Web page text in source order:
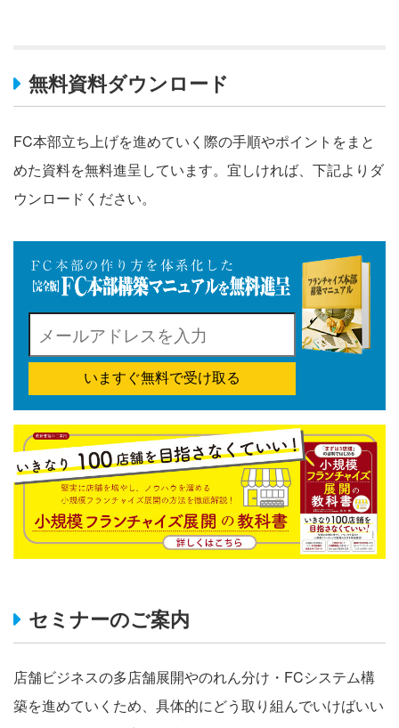
無料資料ダウンロード
FC本部立ち上げを進めていく際の手順やポイントをまと
めた資料を無料進呈しています。宜しければ、下記よりダ
ウンロードください。
いますぐ無料で受け取る
セミナーのご案内
店舗ビジネスの多店舗展開やのれん分け・FCシステム構
築を進めていくため、具体的にどう取り組んでいけばいい